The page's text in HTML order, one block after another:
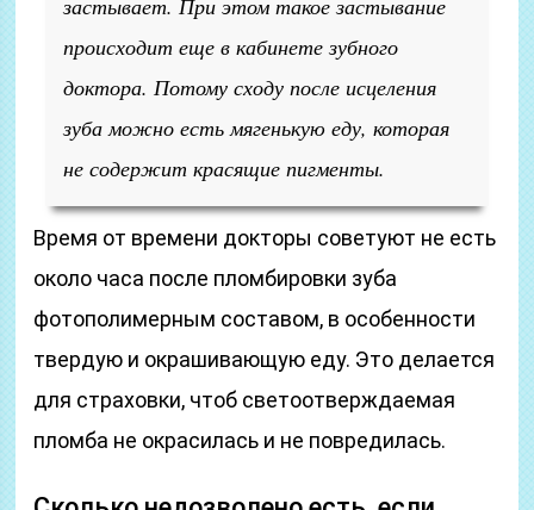
застывает. При этом такое застывание
происходит еще в кабинете зубного
доктора. Потому сходу после исцеления
зуба можно есть мягенькую еду, которая
не содержит красящие пигменты.
Время от времени докторы советуют не есть
около часа после пломбировки зуба
фотополимерным составом, в особенности
твердую и окрашивающую еду. Это делается
для страховки, чтоб светоотверждаемая
пломба не окрасилась и не повредилась.